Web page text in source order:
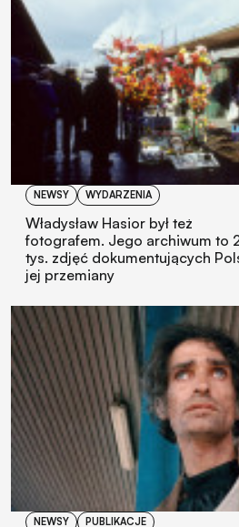
NEWSY WYDARZENIA
Władysław Hasior był też
fotografem. Jego archiwum to
tys. zdjęć dokumentujących
jej przemiany
NEWSY PUBLIKACJE